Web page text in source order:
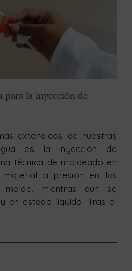
para la inyección de
extendidos de nuestras
es la inyección de
técnica de moldeado en
a presión en las
mientras aún se
en estado líquido. Tras el